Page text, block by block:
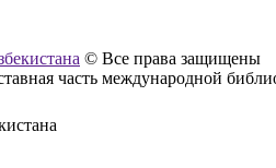
© Все права защищены
часть международной